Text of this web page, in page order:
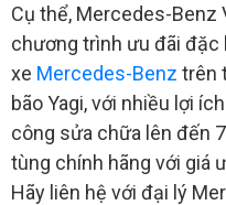
Cụ thể, Mercedes-Benz
chương trình ưu đãi
xe Mercedes-Benz trên
bão Yagi, với nhiều lợi
công sửa chữa lên đến
tùng chính hãng với giá
Hãy liên hệ với đại lý